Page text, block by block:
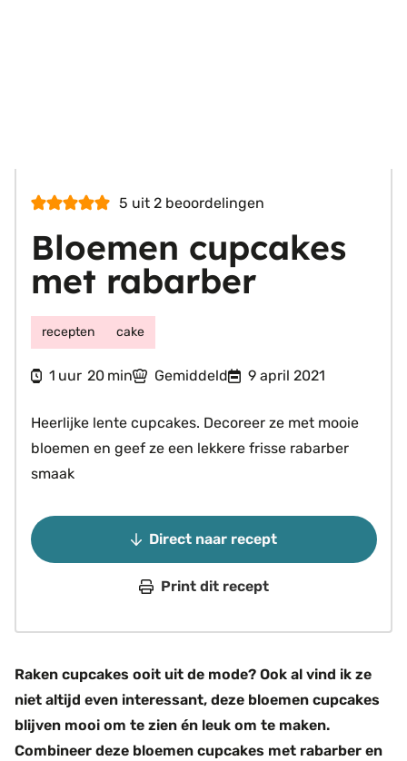
5 uit 2 beoordelingen
Bloemen cupcakes
met rabarber
recepten cake
1uur
uur 20minuten
min Gemiddeld 9 april 2021
Heerlijke lente cupcakes. Decoreer ze met mooie
bloemen en geef ze een lekkere frisse rabarber
smaak
Direct naar recept
Print dit recept
Raken cupcakes ooit uit de mode? Ook al vind ik ze
niet altijd even interessant, deze bloemen cupcakes
blijven mooi om te zien én leuk om te maken.
Combineer deze bloemen cupcakes met rabarber en